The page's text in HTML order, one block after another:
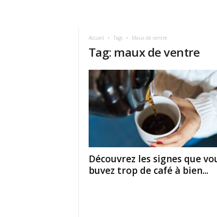
Accueil Tags Maux de ventre
Tag: maux de ventre
Découvrez les signes que
buvez trop de café à bien...